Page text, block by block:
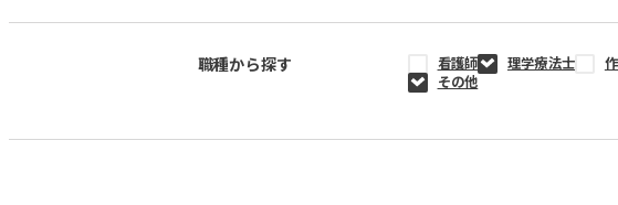
職種から探す 看護師 理学療法士
その他